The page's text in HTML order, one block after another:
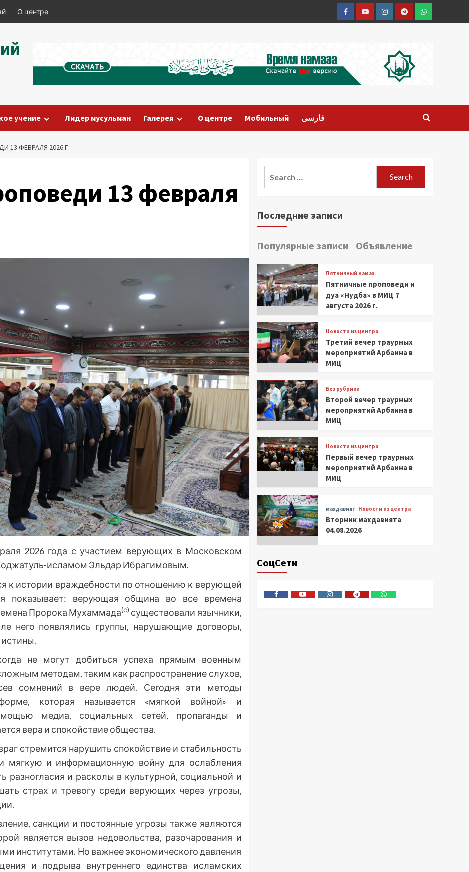
О центре
FacebookYoutubeInstagramTelegramWhatsapp
учение Лидер мусульман Галерея О центре Мобильный فارسی
13 ФЕВРАЛЯ 2026 Г.
13 февраля
2026 года с участием верующих в Московском
исламом Эльдар Ибрагимовым.
к истории враждебности по отношению к верующей
показывает: верующая община во все времена
Пророка Мухаммада(с) существовали язычники,
него появлялись группы, нарушающие договоры,
не могут добиться успеха прямым военным
методам, таким как распространение слухов,
сомнений в вере людей. Сегодня эти методы
которая называется «мягкой войной» и
медиа, социальных сетей, пропаганды и
вера и спокойствие общества.
стремится нарушить спокойствие и стабильность
мягкую и информационную войну для ослабления
разногласия и расколы в культурной, социальной и
страх и тревогу среди верующих через угрозы,
санкции и постоянные угрозы также являются
является вызов недовольства, разочарования и
институтами. Но важнее экономического давления
и подрыва внутреннего единства исламских
Последние записи
Популярные записи Объявление
Пятничный намаз
Пятничные проповеди и
дуа «Нудба» в МИЦ 7
августа 2026 г.
Новости из центра
Третий вечер траурных
мероприятий Арбаина в
МИЦ
Без рубрики
Второй вечер траурных
мероприятий Арбаина в
МИЦ
Новости из центра
Первый вечер траурных
мероприятий Арбаина в
МИЦ
махдавият Новости из центра
Вторник махдавията
04.08.2026
СоцСети
FacebookYoutubeInstagramTelegramWhatsapp